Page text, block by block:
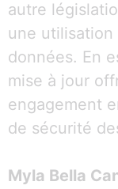
autre
une
données. En
mise à jour
engagement
de sécurité
Myla Bella